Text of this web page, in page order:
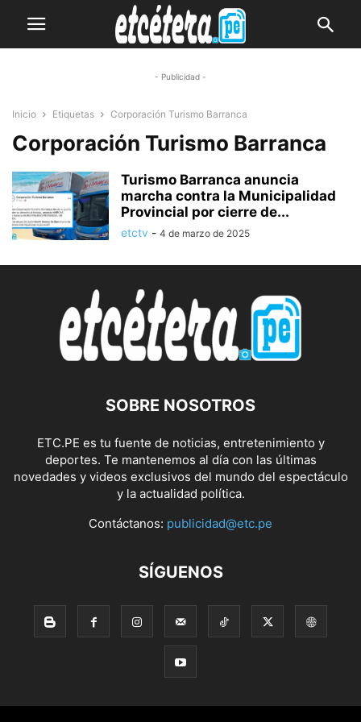
- Publicidad -
Inicio Etiquetas Corporación Turismo Barranca
Corporación Turismo Barranca
Turismo Barranca anuncia
marcha contra la Municipalidad
Provincial por cierre de...
etctv - 4 de marzo de 2025
SOBRE NOSOTROS
ETC.PE es tu fuente de noticias, entretenimiento y
deportes. Te mantenemos al día con las últimas
novedades y videos exclusivos del mundo del espectáculo
y la actualidad política.
Contáctanos: publicidad@etc.pe
SÍGUENOS